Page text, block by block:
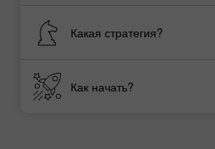
Какая стратегия?
Как начать?